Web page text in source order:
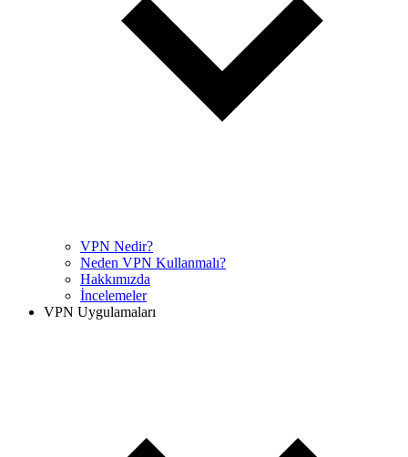
VPN Nedir?
Neden VPN Kullanmalı?
Hakkımızda
İncelemeler
VPN Uygulamaları